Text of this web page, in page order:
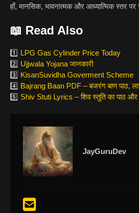
हाँ, मानसिक, भावनात्मक और आध्यात्मिक स्तर पर
📖 Read Also
1️⃣ LPG Gas Cylinder Price Today
2️⃣ Ujjwala Yojana जानकारी
3️⃣ KisanSuvidha Goverment Scheme
4️⃣ Bajrang Baan PDF – बजरंग बाण पाठ,
5️⃣ Shiv Stuti Lyrics – शिव स्तुति का पाठ और
JayGuruDev